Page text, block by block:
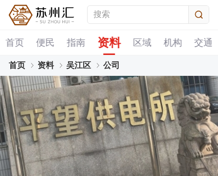
首页 便民 指南 资料 区域 机构 交通
首页 资料 吴江区 公司